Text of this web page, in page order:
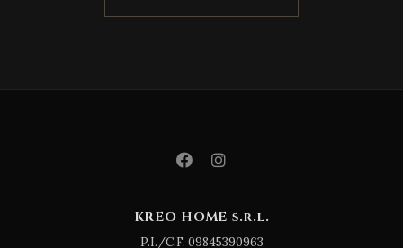
KREO HOME s.r.l.
P.I./C.F. 09845390963